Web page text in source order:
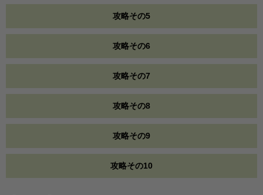
攻略その5
攻略その6
攻略その7
攻略その8
攻略その9
攻略その10